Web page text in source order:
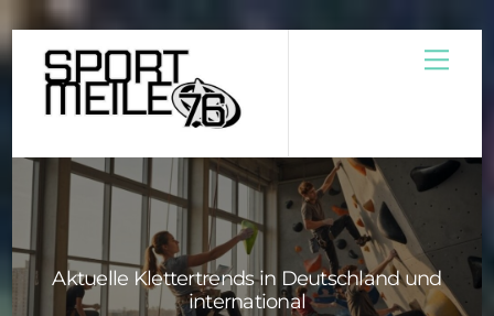
Skip
content
Aktuelle Klettertrends in Deutschland und
international